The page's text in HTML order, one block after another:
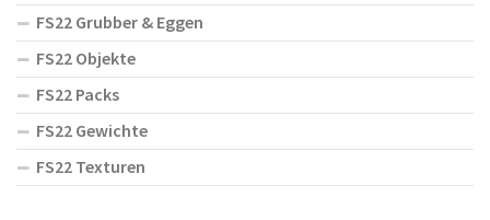
FS22 Grubber & Eggen
FS22 Objekte
FS22 Packs
FS22 Gewichte
FS22 Texturen